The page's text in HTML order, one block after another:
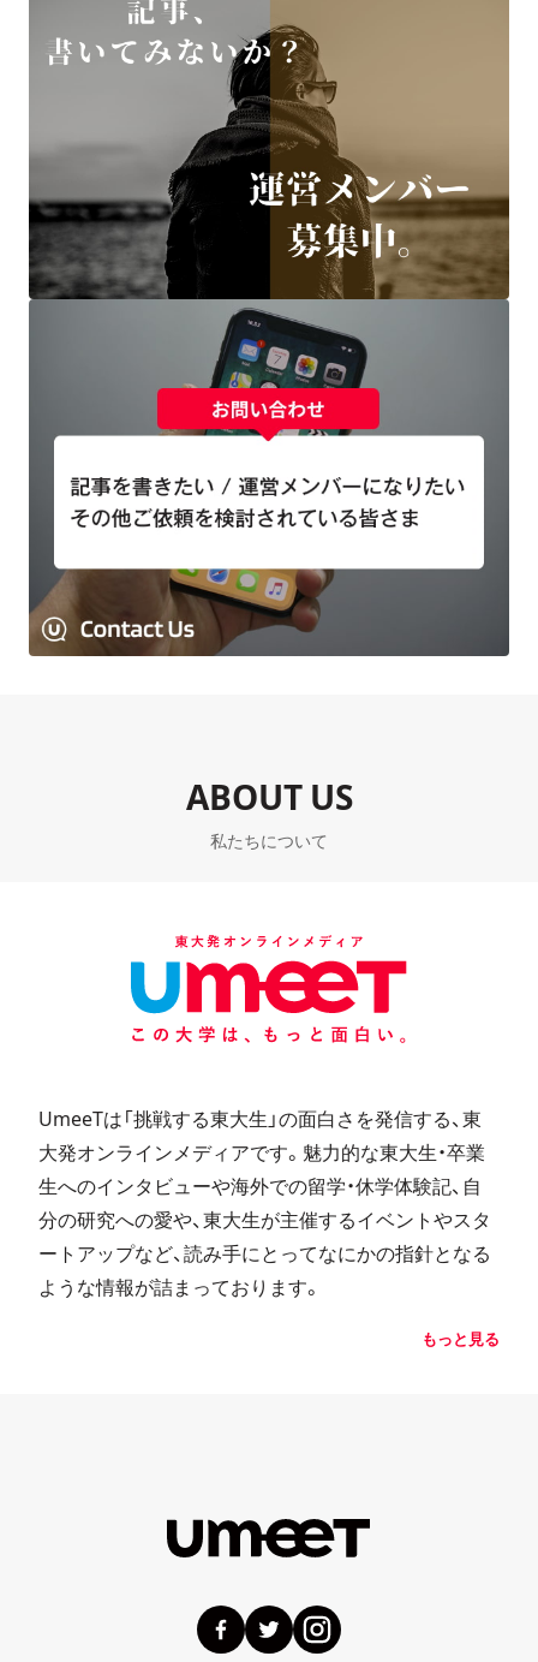
ABOUT US
私たちについて
UmeeTは「挑戦する東大生」の面白さを発信する、東
大発オンラインメディアです。魅力的な東大生・卒業
生へのインタビューや海外での留学・休学体験記、自
分の研究への愛や、東大生が主催するイベントやスタ
ートアップなど、読み手にとってなにかの指針となる
ような情報が詰まっております。
もっと見る